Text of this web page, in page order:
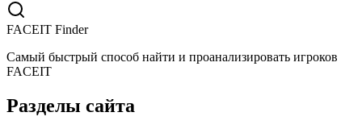
FACEIT Finder
Самый быстрый способ найти и проанализировать игроков
FACEIT
Разделы сайта